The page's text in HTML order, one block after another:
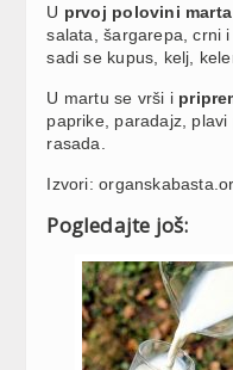
U prvoj polovini marta
salata, šargarepa, crni
sadi se kupus, kelj,
U martu se vrši i
paprike, paradajz,
rasada.
Izvori:
Pogledajte još: